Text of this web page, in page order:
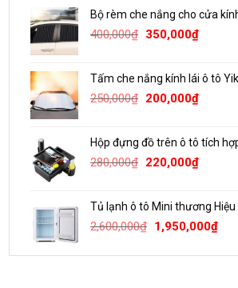
là:
300,000₫.
tại
là:
Bộ rèm che nắng cho cửa
400,000₫ Giá
400,000₫.
350,000₫Giá
là:
Tấm che nắng kính lái ô tô
250,000₫ Giá
250,000₫.
200,000₫Giá
là:
Hộp đựng đồ trên ô tô tích
280,000₫ Giá
280,000₫.
220,000₫Giá
là:
Tủ lạnh ô tô Mini thương Hiệu
2,600,000₫ Giá
là:
1,950,000₫Giá
tại